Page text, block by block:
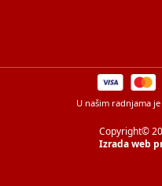
U našim radnjama
Copyright©
Izrada web